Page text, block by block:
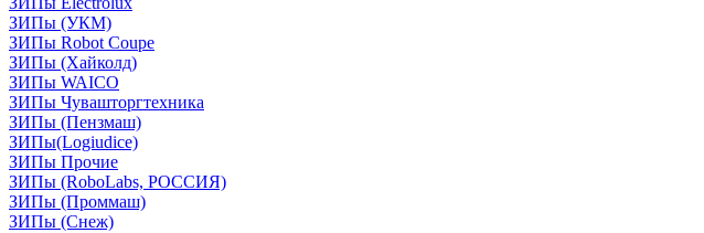
ЗИПы (УКМ)
ЗИПы Robot Coupe
ЗИПы (Хайколд)
ЗИПы WAICO
ЗИПы Чувашторгтехника
ЗИПы (Пензмаш)
ЗИПы(Logiudice)
ЗИПы Прочие
ЗИПы (RoboLabs, РОССИЯ)
ЗИПы (Проммаш)
ЗИПы (Снеж)